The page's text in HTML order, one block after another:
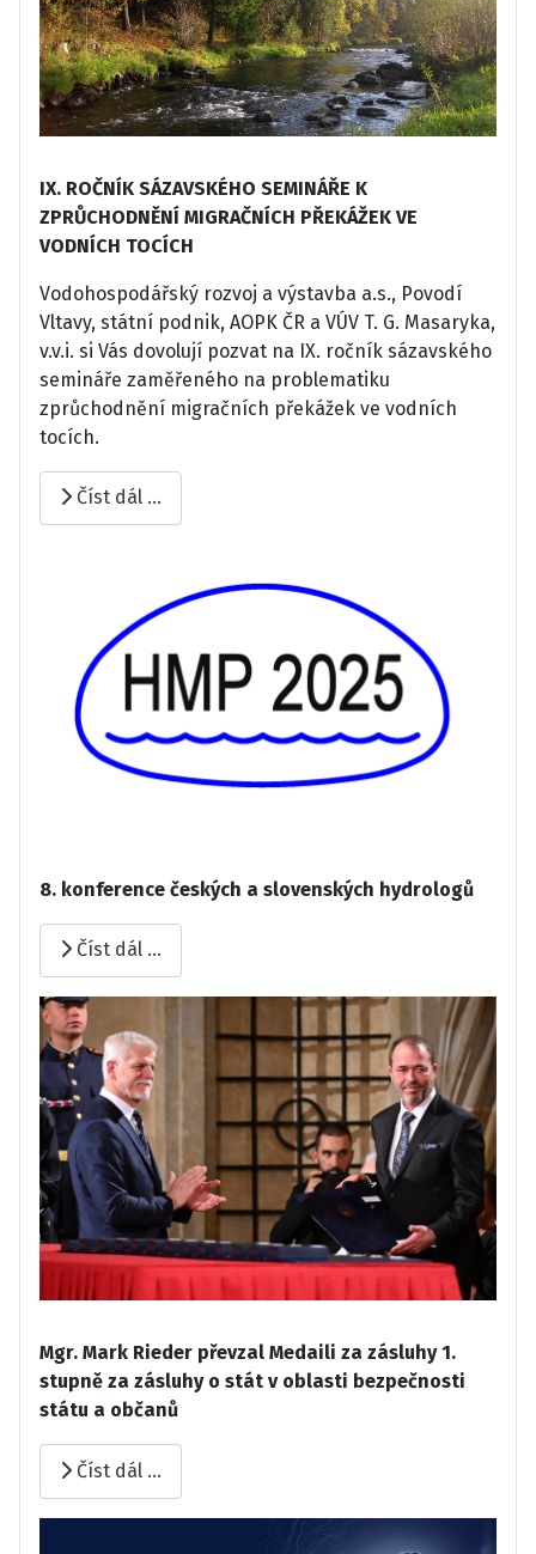
IX. ROČNÍK SÁZAVSKÉHO SEMINÁŘE K
ZPRŮCHODNĚNÍ MIGRAČNÍCH PŘEKÁŽEK VE
VODNÍCH TOCÍCH
Vodohospodářský rozvoj a výstavba a.s., Povodí
Vltavy, státní podnik, AOPK ČR a VÚV T. G. Masaryka,
v.v.i. si Vás dovolují pozvat na IX. ročník sázavského
semináře zaměřeného na problematiku
zprůchodnění migračních překážek ve vodních
tocích.
Číst dál …
8. konference českých a slovenských hydrologů
Číst dál …
Mgr. Mark Rieder převzal Medaili za zásluhy 1.
stupně za zásluhy o stát v oblasti bezpečnosti
státu a občanů
Číst dál …